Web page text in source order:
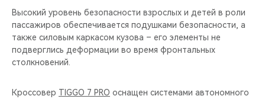
Высокий уровень безопасности взрослых и детей в роли
пассажиров обеспечивается подушками безопасности, а
также силовым каркасом кузова – его элементы не
подверглись деформации во время фронтальных
столкновений.
Кроссовер TIGGO 7 PRO оснащен системами автономного